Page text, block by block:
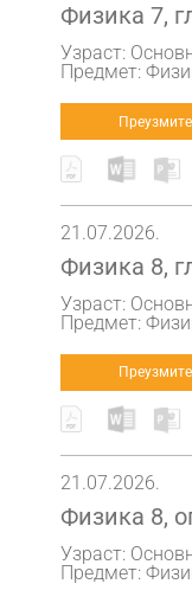
Физика 7,
Узраст:
Предмет:
21.07.2026.
Физика 8,
Узраст:
Предмет:
21.07.2026.
Физика 8,
Узраст:
Предмет: